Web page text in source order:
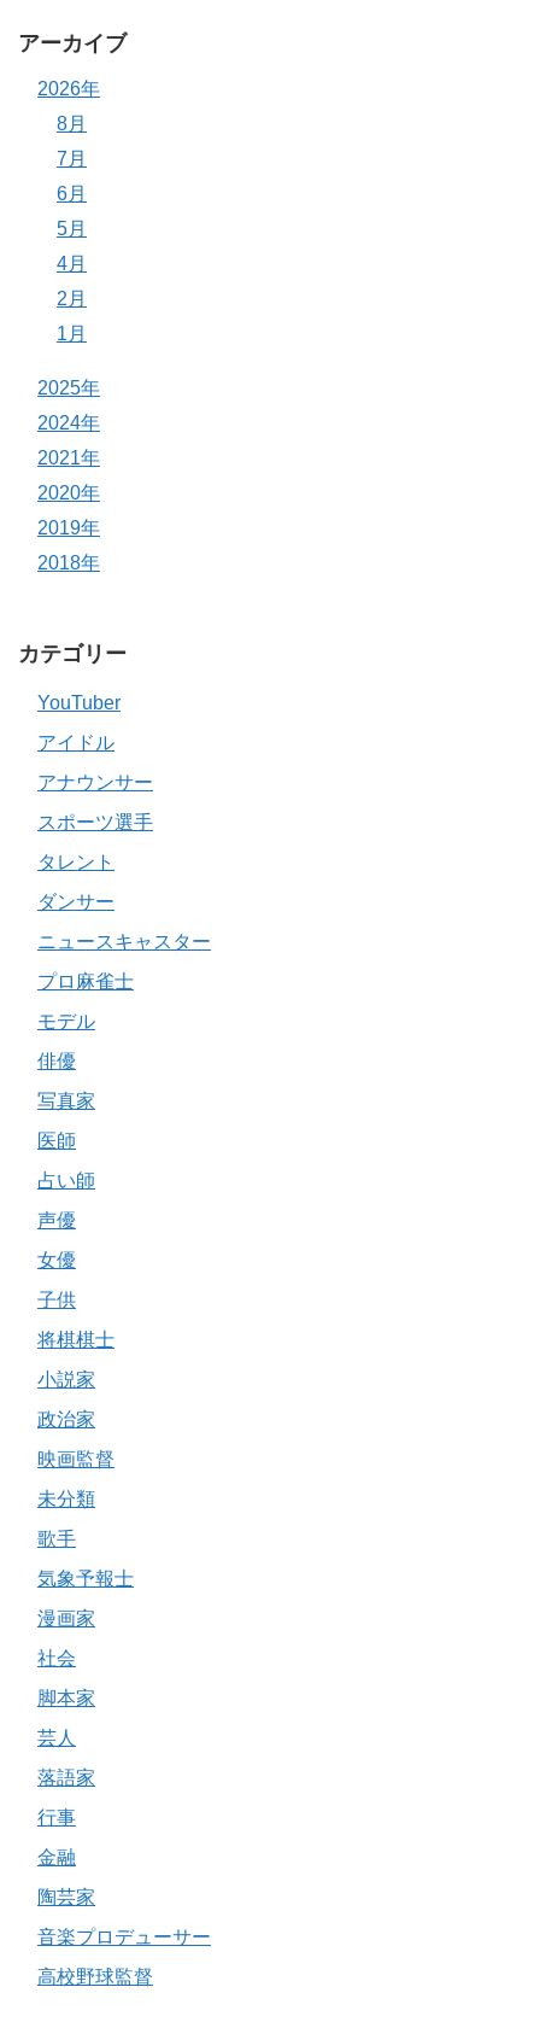
アーカイブ
2026年
8月
7月
6月
5月
4月
2月
1月
2025年
2024年
2021年
2020年
2019年
2018年
カテゴリー
YouTuber
アイドル
アナウンサー
スポーツ選手
タレント
ダンサー
ニュースキャスター
プロ麻雀士
モデル
俳優
写真家
医師
占い師
声優
女優
子供
将棋棋士
小説家
政治家
映画監督
未分類
歌手
気象予報士
漫画家
社会
脚本家
芸人
落語家
行事
金融
陶芸家
音楽プロデューサー
高校野球監督